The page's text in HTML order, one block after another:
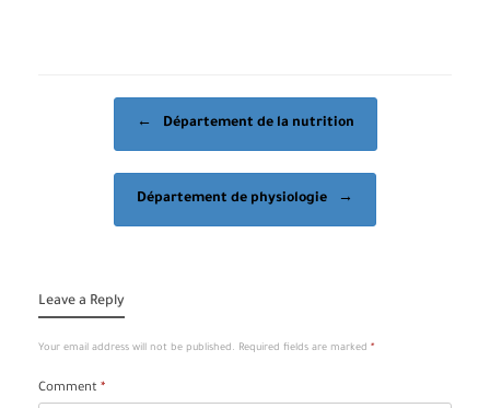
← Département de la nutrition
Département de physiologie →
Leave a Reply
Your email address will not be published. Required fields are marked *
Comment *